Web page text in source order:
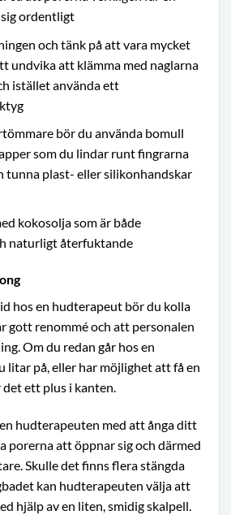
ordentligt
och tänk på att vara mycket
undvika att klämma med naglarna
istället använda ett
bör du använda bomull
som du lindar runt fingrarna
tunna plast- eller silikonhandskar
kokosolja som är både
naturligt återfuktande
hos en hudterapeut bör du kolla
gott renommé och att personalen
Om du redan går hos en
litar på, eller har möjlighet att få en
ett plus i kanten.
hudterapeuten med att ånga ditt
porerna att öppnar sig och därmed
Skulle det finns flera stängda
kan hudterapeuten välja att
hjälp av en liten, smidig skalpell.